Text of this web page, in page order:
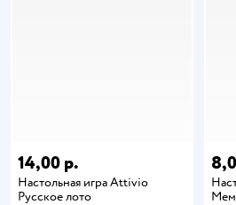
14,00 р.
Настольная игра Attivio
Русское лото